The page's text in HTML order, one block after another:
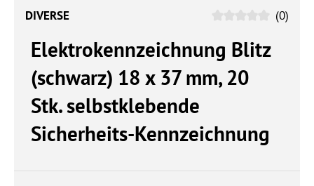
DIVERSE (0)
Elektrokennzeichnung Blitz
(schwarz) 18 x 37 mm, 20
Stk. selbstklebende
Sicherheits-Kennzeichnung